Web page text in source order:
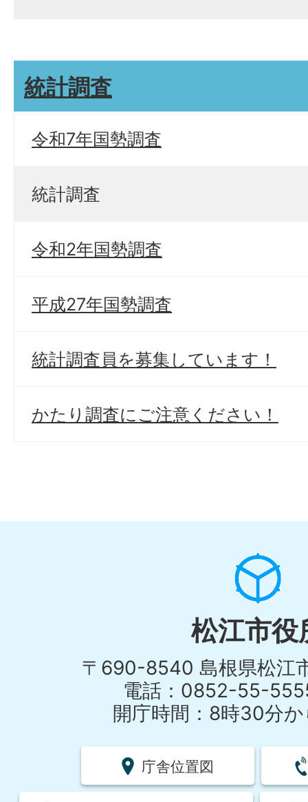
統計調査
令和7年国勢調査
統計調査
令和2年国勢調査
平成27年国勢調査
統計調査員を募集しています！
かたり調査にご注意ください！
松江市役
〒690-8540 島根県松江
電話：0852-55-
開庁時間：8時30分
庁舎位置図